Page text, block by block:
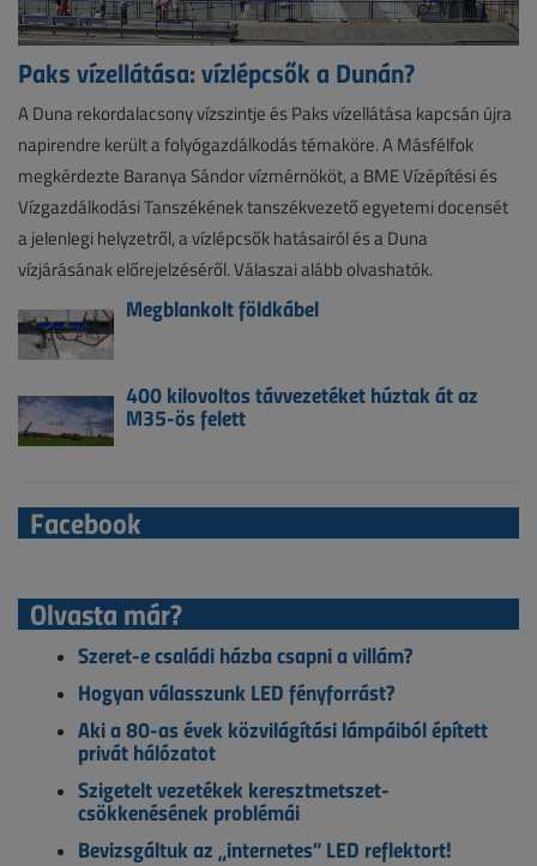
Paks vízellátása: vízlépcsők a Dunán?
A Duna rekordalacsony vízszintje és Paks vízellátása kapcsán újra
napirendre került a folyógazdálkodás témaköre. A Másfélfok
megkérdezte Baranya Sándor vízmérnököt, a BME Vízépítési és
Vízgazdálkodási Tanszékének tanszékvezető egyetemi docensét
a jelenlegi helyzetről, a vízlépcsők hatásairól és a Duna
vízjárásának előrejelzéséről. Válaszai alább olvashatók.
Megblankolt földkábel
400 kilovoltos távvezetéket húztak át az
M35-ös felett
Facebook
Olvasta már?
Szeret-e családi házba csapni a villám?
Hogyan válasszunk LED fényforrást?
Aki a 80-as évek közvilágítási lámpáiból épített
privát hálózatot
Szigetelt vezetékek keresztmetszet-
csökkenésének problémái
Bevizsgáltuk az „internetes” LED reflektort!